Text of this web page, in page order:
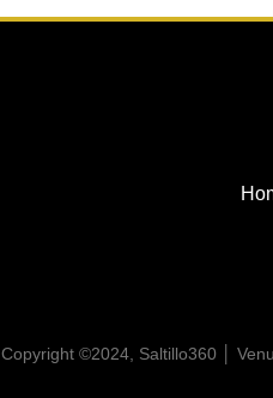
Copyright ©2024, Saltillo360 │